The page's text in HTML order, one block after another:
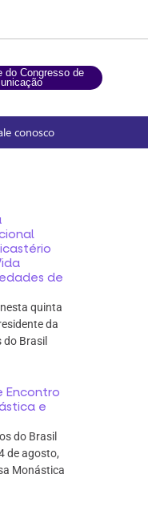
do Congresso de
conosco
de
quinta
da
Brasil
Encontro
e
do Brasil
de agosto,
Monástica